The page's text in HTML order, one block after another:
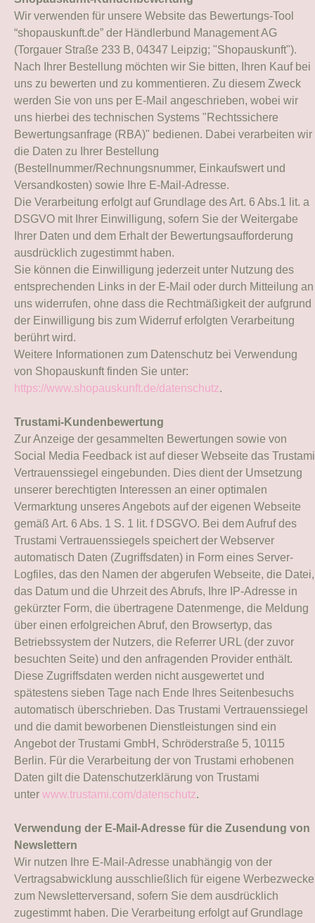
Wir verwenden für unsere Website das Bewertungs-Tool
“shopauskunft.de” der Händlerbund Management AG
(Torgauer Straße 233 B, 04347 Leipzig; "Shopauskunft").
Nach Ihrer Bestellung möchten wir Sie bitten, Ihren Kauf bei
uns zu bewerten und zu kommentieren. Zu diesem Zweck
werden Sie von uns per E-Mail angeschrieben, wobei wir
uns hierbei des technischen Systems "Rechtssichere
Bewertungsanfrage (RBA)" bedienen. Dabei verarbeiten wir
die Daten zu Ihrer Bestellung
(Bestellnummer/Rechnungsnummer, Einkaufswert und
Versandkosten) sowie Ihre E-Mail-Adresse.
Die Verarbeitung erfolgt auf Grundlage des Art. 6 Abs.1 lit. a
DSGVO mit Ihrer Einwilligung, sofern Sie der Weitergabe
Ihrer Daten und dem Erhalt der Bewertungsaufforderung
ausdrücklich zugestimmt haben.
Sie können die Einwilligung jederzeit unter Nutzung des
entsprechenden Links in der E-Mail oder durch Mitteilung an
uns widerrufen, ohne dass die Rechtmäßigkeit der aufgrund
der Einwilligung bis zum Widerruf erfolgten Verarbeitung
berührt wird.
Weitere Informationen zum Datenschutz bei Verwendung
von Shopauskunft finden Sie unter:
https://www.shopauskunft.de/datenschutz.
Trustami-Kundenbewertung
Zur Anzeige der gesammelten Bewertungen sowie von
Social Media Feedback ist auf dieser Webseite das Trustami
Vertrauenssiegel eingebunden. Dies dient der Umsetzung
unserer berechtigten Interessen an einer optimalen
Vermarktung unseres Angebots auf der eigenen Webseite
gemäß Art. 6 Abs. 1 S. 1 lit. f DSGVO. Bei dem Aufruf des
Trustami Vertrauenssiegels speichert der Webserver
automatisch Daten (Zugriffsdaten) in Form eines Server-
Logfiles, das den Namen der abgerufen Webseite, die Datei,
das Datum und die Uhrzeit des Abrufs, Ihre IP-Adresse in
gekürzter Form, die übertragene Datenmenge, die Meldung
über einen erfolgreichen Abruf, den Browsertyp, das
Betriebssystem der Nutzers, die Referrer URL (der zuvor
besuchten Seite) und den anfragenden Provider enthält.
Diese Zugriffsdaten werden nicht ausgewertet und
spätestens sieben Tage nach Ende Ihres Seitenbesuchs
automatisch überschrieben. Das Trustami Vertrauenssiegel
und die damit beworbenen Dienstleistungen sind ein
Angebot der Trustami GmbH, Schröderstraße 5, 10115
Berlin. Für die Verarbeitung der von Trustami erhobenen
Daten gilt die Datenschutzerklärung von Trustami
unter www.trustami.com/datenschutz.
Verwendung der E-Mail-Adresse für die Zusendung von
Newslettern
Wir nutzen Ihre E-Mail-Adresse unabhängig von der
Vertragsabwicklung ausschließlich für eigene Werbezwecke
zum Newsletterversand, sofern Sie dem ausdrücklich
zugestimmt haben. Die Verarbeitung erfolgt auf Grundlage